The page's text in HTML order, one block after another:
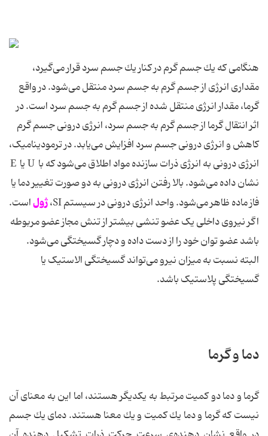
هنگامی كه یك جسم گرم در كنار یك جسم سرد قرار می‌گیرد،
مقداری انرژی از جسم گرم به جسم سرد منتقل می‌شود. در واقع
گرما، مقدار انرژی منتقل شده از جسم گرم به جسم سرد است. در
اثر انتقال گرما از جسم گرم به جسم سرد، انرژی درونی جسم گرم
كاهش و انرژی درونی جسم سرد افزایش می‌یابد. در ترمودینامیک،
انرژی درونی به انرژی ذرات سازنده مواد اطلاق می‌شود که با U یا E
نشان داده می‌شود. بالا رفتن انرژی درونی به دو صورت تغییر دما یا
فاز ماده ظاهر می‌شود. واحد انرژی درونی در سیستم SI،
ژولاست.
اگر نیروی داخلی یک عضو تنشی بیشتر از تنش مجاز عضو مربوطه
باشد عضو توان خود را از دست داده و دچار گسیختگی می‌شود.
البته نسبت به میزان نیرو می‌تواند گسیختگی الاستیک یا
گسیختگی پلاستیک باشد.
دما و گرما
گرما و دما دو كمیت مرتبط به یكدیگر هستند، اما این به معنای آن
نیست كه گرما و دما یك كمیت و یك معنا هستند. دمای یك جسم